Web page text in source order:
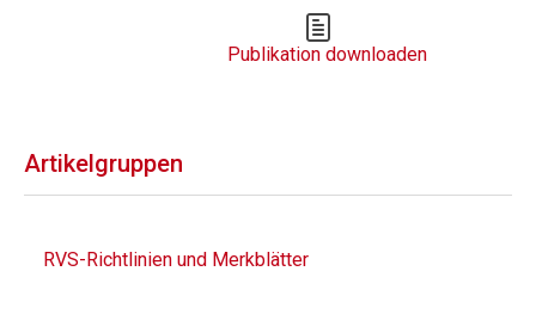
Publikation downloaden
Artikelgruppen
RVS-Richtlinien und Merkblätter